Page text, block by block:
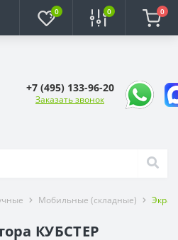
0 0 0
+7 (495) 133-96-20
Заказать звонок
Мобильные (складные)
КУБСТЕР